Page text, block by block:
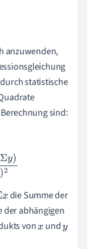
anzuwenden,
statistische
sind:
(Σx)
x die Summe der
der abhängigen
vonx undy